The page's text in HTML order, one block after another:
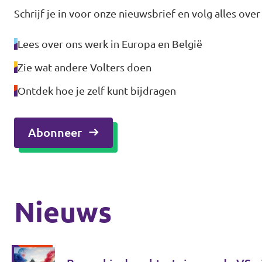
Schrijf je in voor onze nieuwsbrief en volg alles
Lees over ons werk in Europa en België
Zie wat andere Volters doen
Ontdek hoe je zelf kunt bijdragen
Abonneer
Nieuws